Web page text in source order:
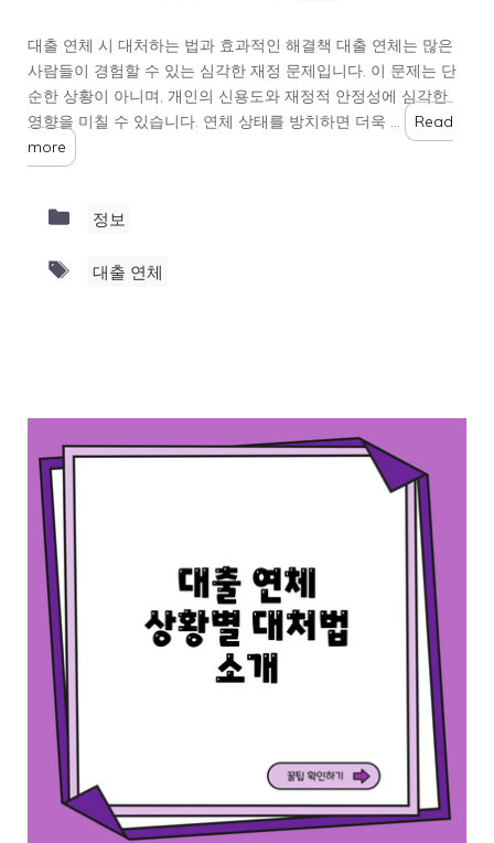
대출 연체 시 대처하는 법과 효과적인 해결책 대출 연체는 많은
사람들이 경험할 수 있는 심각한 재정 문제입니다. 이 문제는 단
순한 상황이 아니며, 개인의 신용도와 재정적 안정성에 심각한
영향을 미칠 수 있습니다. 연체 상태를 방치하면 더욱 …
Read
more
Categories
정보
Tags
대출 연체